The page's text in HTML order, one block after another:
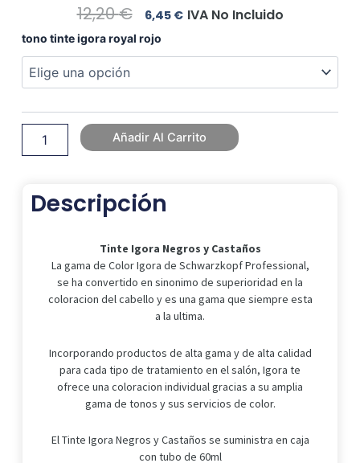
12,20€ El
Precio
Original
12,20 €.
6,45 €El
6,45 €.
IVA No Incluido
tono tinte igora royal rojo
Tinte
Negros
cantidad
Añadir Al Carrito
Descripción
Tinte Igora Negros y Castaños
La gama de Color Igora de Schwarzkopf Professional,
se ha convertido en sinonimo de superioridad en la
coloracion del cabello y es una gama que siempre esta
a la ultima.
Incorporando productos de alta gama y de alta calidad
para cada tipo de tratamiento en el salón, Igora te
ofrece una coloracion individual gracias a su amplia
gama de tonos y sus servicios de color.
El Tinte Igora Negros y Castaños se suministra en caja
con tubo de 60ml